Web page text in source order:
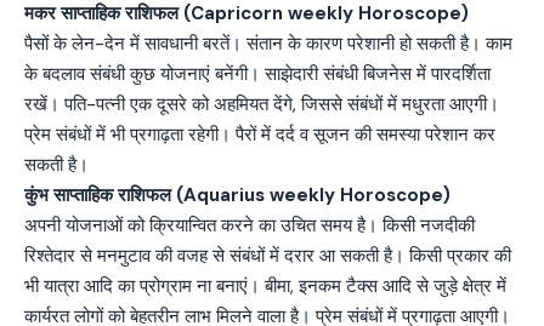
मकर साप्ताहिक राशिफल (Capricorn weekly Horoscope)
पैसों के लेन-देन में सावधानी बरतें। संतान के कारण परेशानी हो सकती है। काम
के बदलाव संबंधी कुछ योजनाएं बनेंगी। साझेदारी संबंधी बिजनेस में पारदर्शिता
रखें। पति-पत्नी एक दूसरे को अहमियत देंगे, जिससे संबंधों में मधुरता आएगी।
प्रेम संबंधों में भी प्रगाढ़ता रहेगी। पैरों में दर्द व सूजन की समस्या परेशान कर
सकती है।
कुंभ साप्ताहिक राशिफल (Aquarius weekly Horoscope)
अपनी योजनाओं को क्रियान्वित करने का उचित समय है। किसी नजदीकी
रिश्तेदार से मनमुटाव की वजह से संबंधों में दरार आ सकती है। किसी प्रकार की
भी यात्रा आदि का प्रोग्राम ना बनाएं। बीमा, इनकम टैक्स आदि से जुड़े क्षेत्र में
कार्यरत लोगों को बेहतरीन लाभ मिलने वाला है। प्रेम संबंधों में प्रगाढ़ता आएगी।